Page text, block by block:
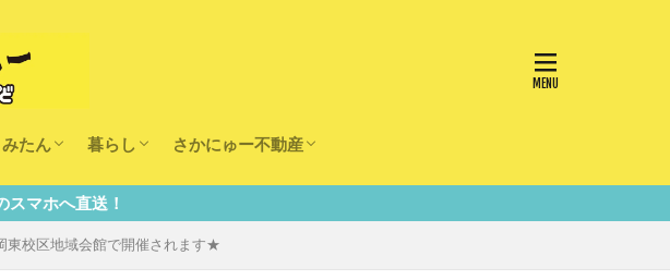
みたん
まみたんイベント・おでかけ
習い事・キャンペーン
幼稚園・こども園・保育園
暮らし
医療
美容・健康
大人の習い事
キッズ
子供の教育
子供の習い事
おしごと
さかにゅー不動産
東校区地域会館で開催されます★